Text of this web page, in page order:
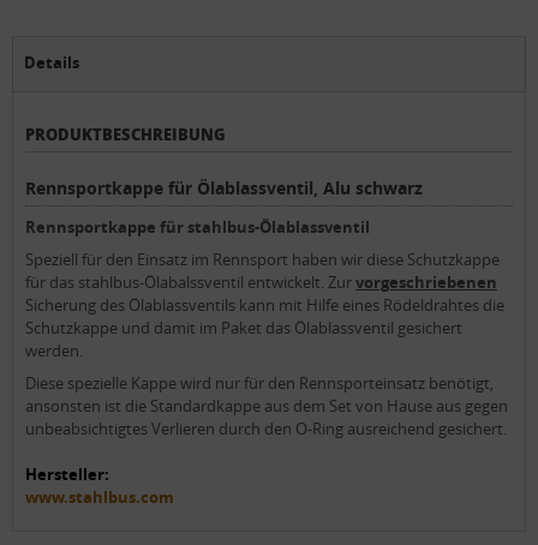
Details
PRODUKTBESCHREIBUNG
Rennsportkappe für Ölablassventil, Alu schwarz
Rennsportkappe für stahlbus-Ölablassventil
Speziell für den Einsatz im Rennsport haben wir diese Schutzkappe
für das stahlbus-Ölabalssventil entwickelt. Zurvorgeschriebenen
Sicherung des Ölablassventils kann mit Hilfe eines Rödeldrahtes die
Schutzkappe und damit im Paket das Ölablassventil gesichert
werden.
Diese spezielle Kappe wird nur für den Rennsporteinsatz benötigt,
ansonsten ist die Standardkappe aus dem Set von Hause aus gegen
unbeabsichtigtes Verlieren durch den O-Ring ausreichend gesichert.
Hersteller:
www.stahlbus.com